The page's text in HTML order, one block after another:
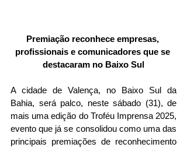
Premiação reconhece empresas,
profissionais e comunicadores que se
destacaram no Baixo Sul
A cidade de Valença, no Baixo Sul da
Bahia, será palco, neste sábado (31), de
mais uma edição do Troféu Imprensa 2025,
evento que já se consolidou como uma das
principais premiações de reconhecimento